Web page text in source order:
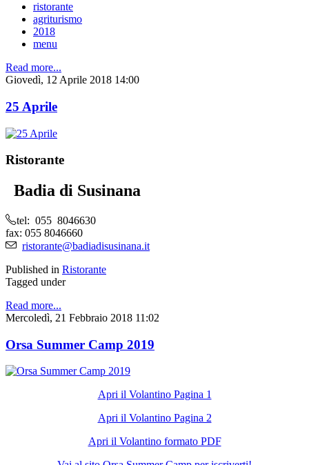
ristorante
agriturismo
2018
menu
Read more...
Giovedì, 12 Aprile 2018 14:00
25 Aprile
Ristorante
Badia di Susinana
tel: 055 8046630
fax: 055 8046660
ristorante@badiadisusinana.it
Published in Ristorante
Tagged under
Read more...
Mercoledì, 21 Febbraio 2018 11:02
Orsa Summer Camp 2019
Apri il Volantino Pagina 1
Apri il Volantino Pagina 2
Apri il Volantino formato PDF